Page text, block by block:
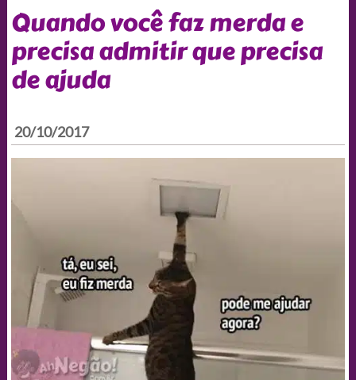
Quando você faz merda e
precisa admitir que precisa
de ajuda
20/10/2017